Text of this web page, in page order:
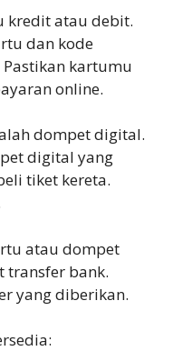
kredit atau debit.
dan kode
Pastikan kartumu
online.
dompet digital.
digital yang
tiket kereta.
atau dompet
transfer bank.
yang diberikan.